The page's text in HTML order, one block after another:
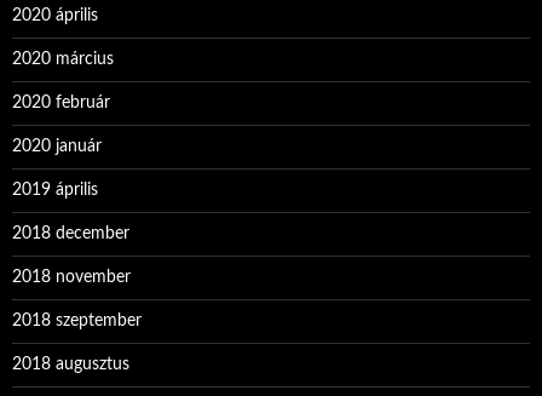
2020 április
2020 március
2020 február
2020 január
2019 április
2018 december
2018 november
2018 szeptember
2018 augusztus